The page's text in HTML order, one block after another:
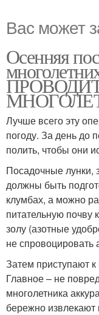
Вас может
Осенняя
Лучше всего эту
погоду. За день до
полить, чтобы они
Посадочные лунки,
должны быть
клумбах, а можно
питательную
золу (азотные
не спровоцировать
Затем приступают
Главное – не
многолетника
бережно извлекают